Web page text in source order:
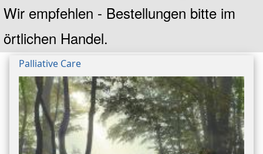
Untertitel
Wir empfehlen - Bestellungen bitte im
örtlichen Handel.
Referenz
Ansicht
Palliative Care
Bild/Umschlag